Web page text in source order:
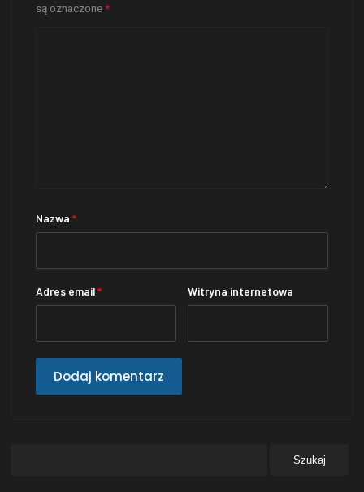
są oznaczone*
Nazwa*
Adres email* Witryna internetowa